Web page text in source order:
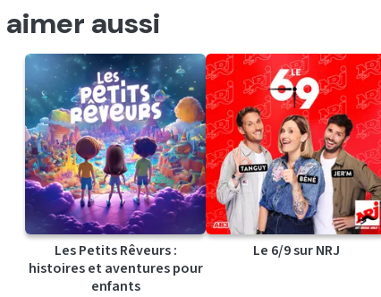
aussi
Les Petits Rêveurs :
histoires et aventures pour
enfants
Le 6/9 sur NRJ